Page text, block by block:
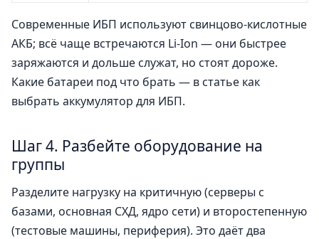
Современные ИБП используют свинцово-кислотные
АКБ; всё чаще встречаются Li-Ion — они быстрее
заряжаются и дольше служат, но стоят дороже.
Какие батареи под что брать — в статье как
выбрать аккумулятор для ИБП.
Шаг 4. Разбейте оборудование на
группы
Разделите нагрузку на критичную (серверы с
базами, основная СХД, ядро сети) и второстепенную
(тестовые машины, периферия). Это даёт два